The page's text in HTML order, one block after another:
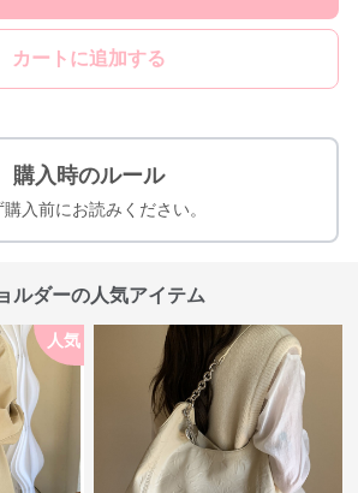
カートに追加する
購入時のルール
購入前にお読みください。
ルダーの人気アイテム
人気